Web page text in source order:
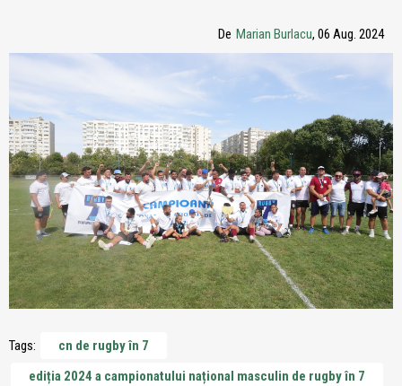
De Marian Burlacu, 06 Aug. 2024
Tags:
cn de rugby în 7
ediția 2024 a campionatului național masculin de rugby în 7